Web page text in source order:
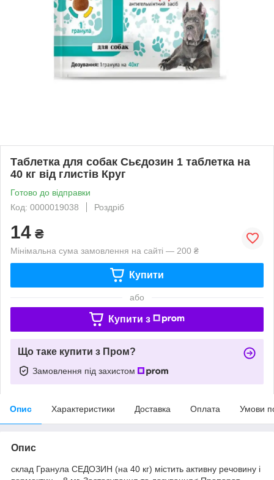
Таблетка для собак Сьєдозин 1 таблетка на
40 кг від глистів Круг
Готово до відправки
Код: 0000019038
Роздріб
14 ₴
Мінімальна сума замовлення на сайті — 200 ₴
Купити
або
Купити з
Що таке купити з Пром?
Замовлення під захистом
Опис Характеристики Доставка Оплата Умови
Опис
склад Гранула СЕДОЗИН (на 40 кг) містить активну речовину і